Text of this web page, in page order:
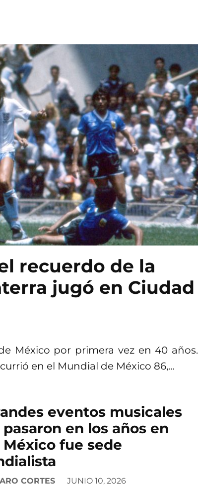
recuerdo de la
jugó en Ciudad
México por primera vez en 40 años.
en el Mundial de México 86,…
eventos musicales
en los años en
México fue sede
CORTES JUNIO 10, 2026